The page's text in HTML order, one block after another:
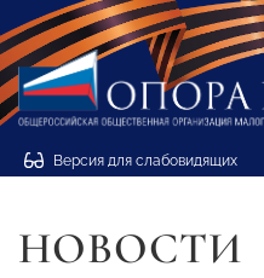
Версия для слабовидящих
НОВОСТИ